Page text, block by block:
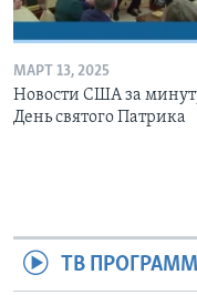
МАРТ 13, 2025
Новости США за
День святого Патрика
ТВ